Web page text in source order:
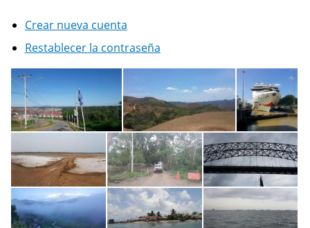
Crear nueva cuenta
Restablecer la contraseña